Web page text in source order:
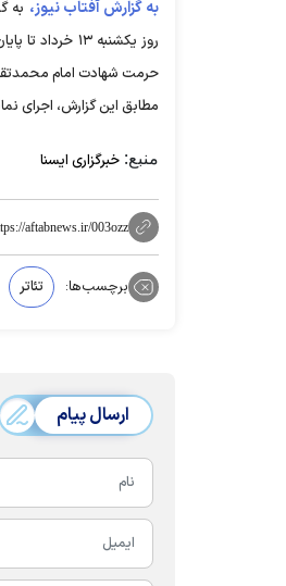
به گزارش آفتاب نیوز، به
حرمت شهادت امام محمدتقی(ع)، نمایش‌ها از غروب روز
مطابق این گزارش، اجرای نمایش‌ها،
منبع: خبرگزاری ایسنا
aftabnews.ir/003ozz
برچسب‌ها: تئاتر
ارسال پیام